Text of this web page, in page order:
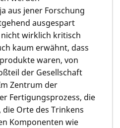
aus jener Forschung
ausgespart
wirklich kritisch
kaum erwähnt, dass
waren, von
der Gesellschaft
Zentrum der
Fertigungsprozess, die
Orte des Trinkens
Komponenten wie